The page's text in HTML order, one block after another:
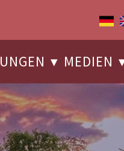
MEDIEN